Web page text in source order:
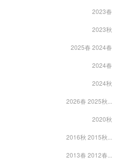
2023春
2023秋
2025春 2024春
2024春
2024秋
2026春 2025秋...
2020秋
2016秋 2015秋...
2013春 2012春...